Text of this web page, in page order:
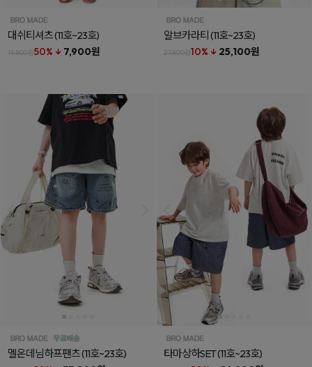
대쉬티셔츠(11호~23호)
15,800원50% ↓ 7,900원
알브카라티(11호~23호)
27,800원10% ↓ 25,100원
멜온데님하프팬츠(11호~23호) 타마상하SET(11호~23호)